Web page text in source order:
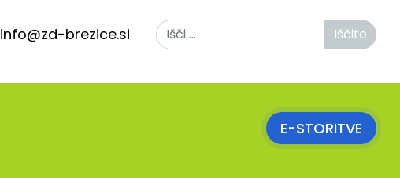
info@zd-brezice.si Iščite Iščite
E-STORITVE